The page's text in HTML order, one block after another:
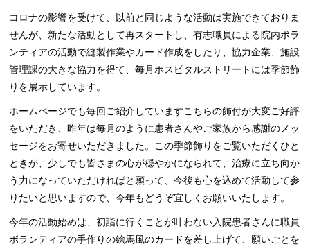
コロナの影響を受けて、以前と同じような活動は実施できておりま
せんが、新たな活動として再スタートし、有志職員による院内ボラ
ンティアの活動で縫製作業やカード作成をしたり、協力企業、施設
管理課の大きな協力を得て、毎月ホスピタルストリートには季節飾
りを展示しています。
ホームページでも毎回ご紹介していますこちらの飾付が大変ご好評
をいただき、昨年は毎月のように患者さんやご家族から感謝のメッ
セージをお寄せいただきました。この季節飾りをご覧いただくひと
ときが、少しでも皆さまの心が穏やかになられて、治療に立ち向か
う力になっていただければと願って、今後も心を込めて活動して参
りたいと思いますので、今年もどうぞ宜しくお願いいたします。
今年の活動始めは、初詣に行くことが叶わない入院患者さんに職員
ボランティアの手作りの絵馬風のカードを差し上げて、願いごとを